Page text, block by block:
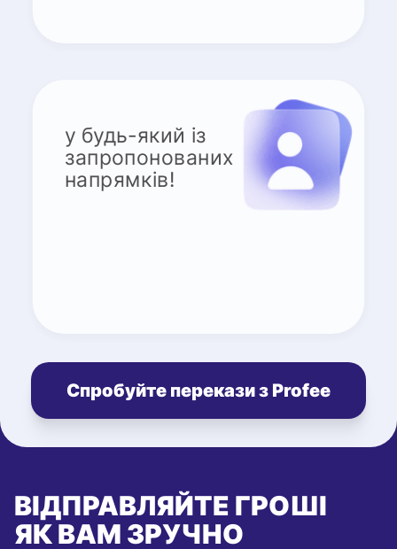
у будь-який із
запропонованих
напрямків!
Спробуйте перекази з Profee
ВІДПРАВЛЯЙТЕ ГРОШІ
ЯК ВАМ ЗРУЧНО